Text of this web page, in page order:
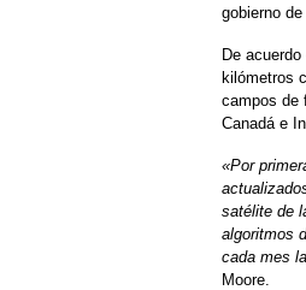
gobierno
De
kilómetros
campos de
Canadá e
«Por
satélite de
algoritmos
cada mes
Moore.